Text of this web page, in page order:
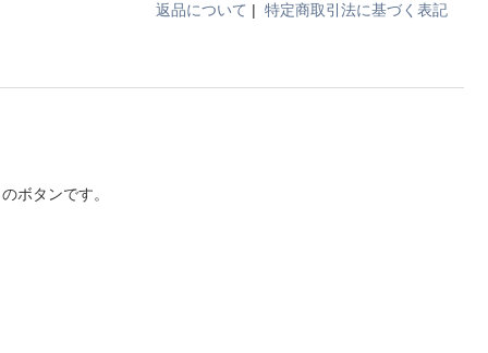
返品について | 特定商取引法に基づく表記
ボタンです。